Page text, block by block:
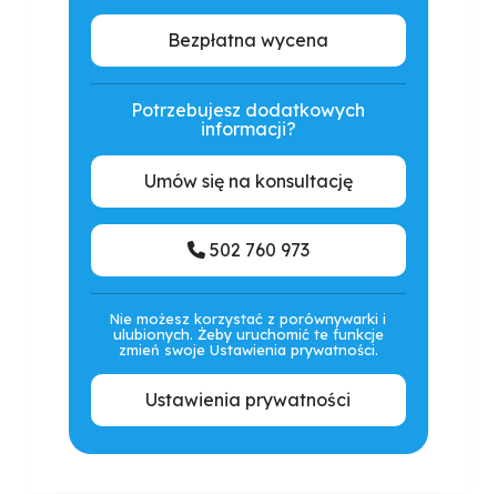
Bezpłatna wycena
Potrzebujesz dodatkowych
informacji?
Umów się na konsultację
502 760 973
Nie możesz korzystać z porównywarki i
ulubionych. Żeby uruchomić te funkcje
zmień swoje Ustawienia prywatności.
Ustawienia prywatności